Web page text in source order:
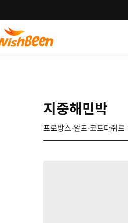
지중해민박
프로방스-알프-코트다쥐르